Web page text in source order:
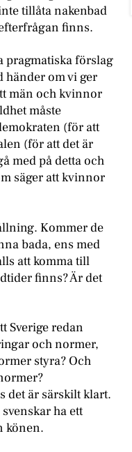
tillåta nakenbad
finns.
pragmatiska förslag
händer om vi ger
män och kvinnor
måste
(för att
(för att det är
med på detta och
säger att kvinnor
Kommer de
bada, ens med
att komma till
finns? Är det
Sverige redan
och normer,
styra? Och
det är särskilt klart.
ha ett
könen.